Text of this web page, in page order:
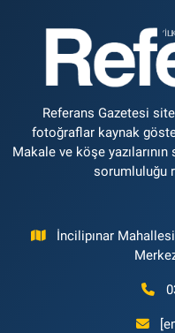
Referans Gazetesi
fotoğraflar kaynak
Makale ve köşe
sorumluluğu
İncilipınar